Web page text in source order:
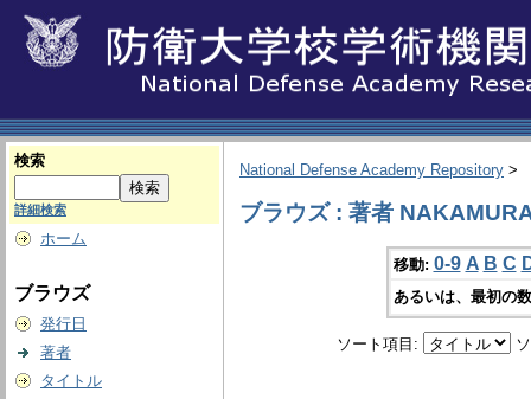
検索
詳細検索
ホーム
ブラウズ
発行日
著者
タイトル
National Defense Academy Repository >
ブラウズ : 著者
移動: 0-9 A B C
あるいは、最初の
ソート項目: